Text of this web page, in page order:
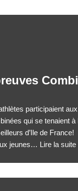
participaient aux
qui se tenaient à
d’Ile de
jeunes… Lire la suite